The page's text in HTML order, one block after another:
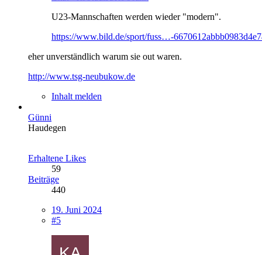
U23-Mannschaften werden wieder "modern".
https://www.bild.de/sport/fuss…-
eher unverständlich warum sie out waren.
http://www.tsg-neubukow.de
Inhalt melden
Günni
Haudegen
Erhaltene Likes
59
Beiträge
440
19. Juni 2024
#5